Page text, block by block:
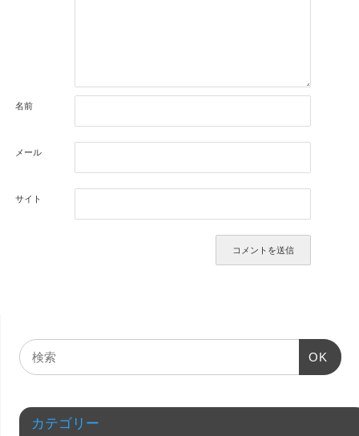
名前
メール
サイト
OK
カテゴリー